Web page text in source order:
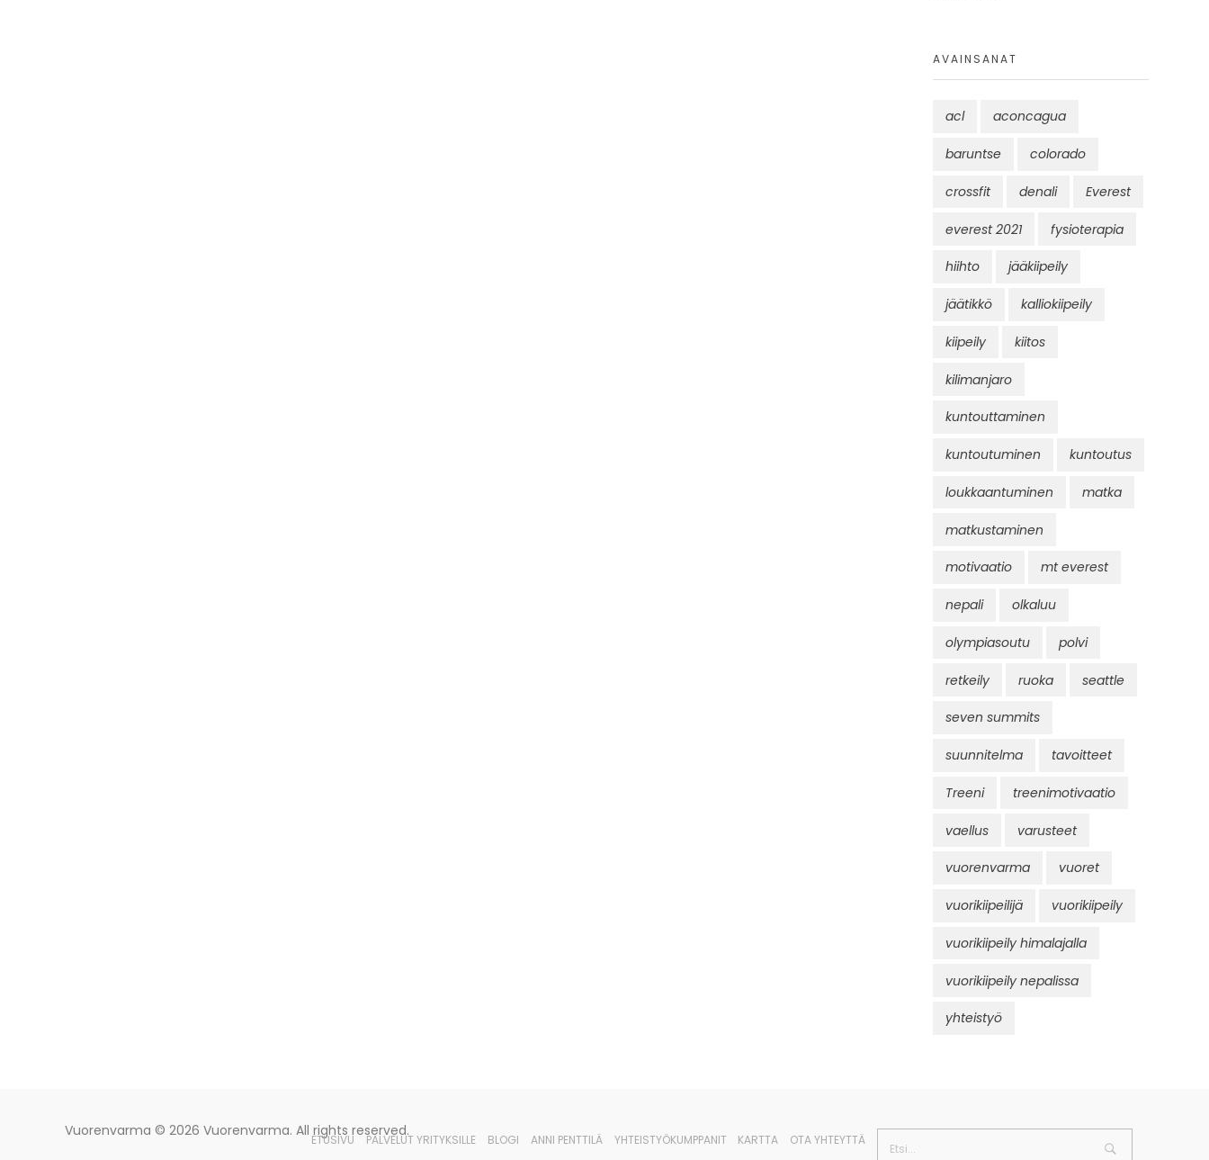
AVAINSANAT
acl aconcagua
baruntse colorado
crossfit denali Everest
everest 2021 fysioterapia
hiihto jääkiipeily
jäätikkö kalliokiipeily
kiipeily kiitos
kilimanjaro
kuntouttaminen
kuntoutuminen kuntoutus
loukkaantuminen matka
matkustaminen
motivaatio mt everest
nepali olkaluu
olympiasoutu polvi
retkeily ruoka seattle
seven summits
suunnitelma tavoitteet
Treeni treenimotivaatio
vaellus varusteet
vuorenvarma vuoret
vuorikiipeilijä vuorikiipeily
vuorikiipeily himalajalla
vuorikiipeily nepalissa
yhteistyö
Vuorenvarma © 2026 Vuorenvarma. All rights reserved.
ETUSIVU PALVELUT YRITYKSILLE BLOGI ANNI PENTTILÄ YHTEISTYÖKUMPPANIT KARTTA OTA YHTEYTTÄ